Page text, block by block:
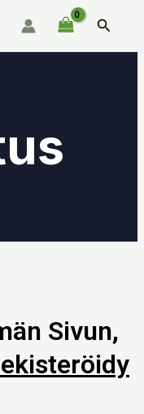
Hae
Sivun,